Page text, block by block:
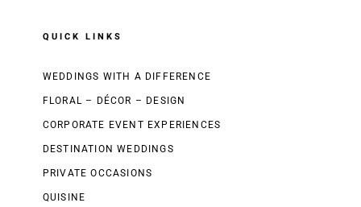
QUICK LINKS
WEDDINGS WITH A DIFFERENCE
FLORAL – DÉCOR – DESIGN
CORPORATE EVENT EXPERIENCES
DESTINATION WEDDINGS
PRIVATE OCCASIONS
QUISINE